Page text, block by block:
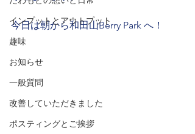
インプットとアウトプット
趣味
お知らせ
一般質問
改善していただきました
ポスティングとご挨拶
今日は朝から和田山Berry Park へ！